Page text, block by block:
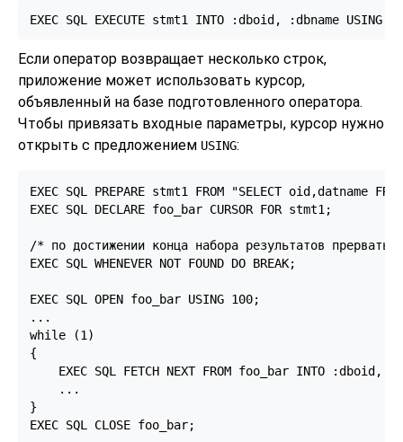
EXEC SQL EXECUTE stmt1 INTO :dboid, :dbname USING 1;
Если оператор возвращает несколько строк,
приложение может использовать курсор,
объявленный на базе подготовленного оператора.
Чтобы привязать входные параметры, курсор нужно
открыть с предложением USING:
EXEC SQL PREPARE stmt1 FROM "SELECT oid,datname
EXEC SQL DECLARE foo_bar CURSOR FOR stmt1;
/* по достижении конца набора результатов
EXEC SQL WHENEVER NOT FOUND DO BREAK;
EXEC SQL OPEN foo_bar USING 100;
...
while (1)
{
EXEC SQL FETCH NEXT FROM foo_bar INTO :dboid,
    ...
}
EXEC SQL CLOSE foo_bar;